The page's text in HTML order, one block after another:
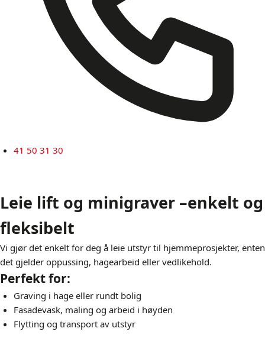
41 50 31 30
Leie lift og minigraver –enkelt og
fleksibelt
Vi gjør det enkelt for deg å leie utstyr til hjemmeprosjekter, enten
det gjelder oppussing, hagearbeid eller vedlikehold.
Perfekt for:
Graving i hage eller rundt bolig
Fasadevask, maling og arbeid i høyden
Flytting og transport av utstyr